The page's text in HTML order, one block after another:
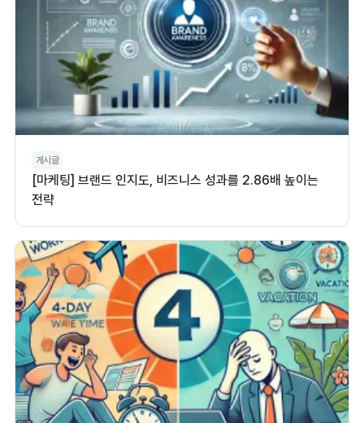
게시글
[마케팅] 브랜드 인지도, 비즈니스 성과를 2.86배 높이는
전략